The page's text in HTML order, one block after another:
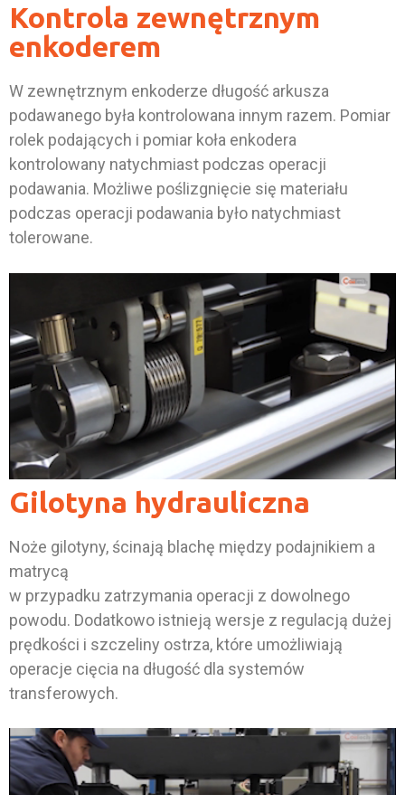
Kontrola zewnętrznym
enkoderem
W zewnętrznym enkoderze długość arkusza
podawanego była kontrolowana innym razem. Pomiar
rolek podających i pomiar koła enkodera
kontrolowany natychmiast podczas operacji
podawania. Możliwe poślizgnięcie się materiału
podczas operacji podawania było natychmiast
tolerowane.
Gilotyna hydrauliczna
Noże gilotyny, ścinają blachę między podajnikiem a
matrycą
w przypadku zatrzymania operacji z dowolnego
powodu. Dodatkowo istnieją wersje z regulacją dużej
prędkości i szczeliny ostrza, które umożliwiają
operacje cięcia na długość dla systemów
transferowych.